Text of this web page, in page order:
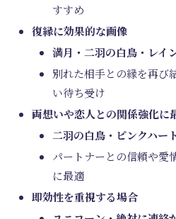
すすめ
復縁に効果的な画像
満月・二羽の白鳥・レイ
別れた相手との縁を再び
い待ち受け
両想いや恋人との関係強化に
二羽の白鳥・ピンクハー
パートナーとの信頼や愛
に最適
即効性を重視する場合